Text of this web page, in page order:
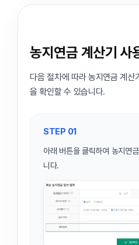
농지연금 계산기 사
다음 절차에 따라 농지연금 계산
을 확인할 수 있습니다.
STEP 01
아래 버튼을 클릭하여 농지연
니다.